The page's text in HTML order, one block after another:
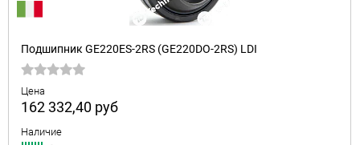
Подшипник GE220ES-2RS (GE220DO-2RS) LDI
Цена
162 332,40 руб
Наличие